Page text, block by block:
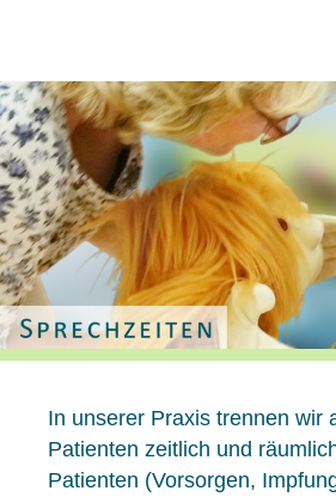
In unserer Praxis trennen wir
Patienten zeitlich und
Patienten (Vorsorgen,